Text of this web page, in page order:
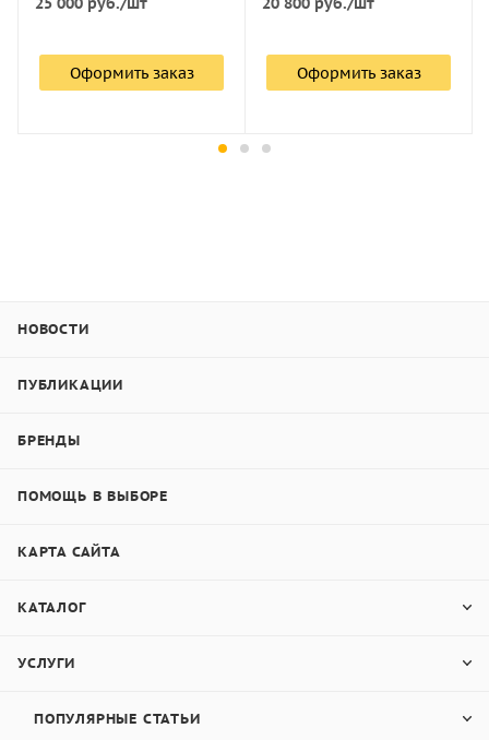
Оформить заказ Оформить заказ
НОВОСТИ
ПУБЛИКАЦИИ
БРЕНДЫ
ПОМОЩЬ В ВЫБОРЕ
КАРТА САЙТА
КАТАЛОГ
УСЛУГИ
ПОПУЛЯРНЫЕ СТАТЬИ